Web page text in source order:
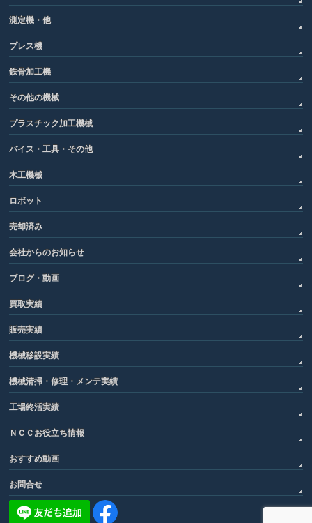
測定機・他
プレス機
鉄骨加工機
その他の機械
プラスチック加工機械
バイス・工具・その他
木工機械
ロボット
売却済み
会社からのお知らせ
ブログ・動画
買取実績
販売実績
機械移設実績
機械清掃・修理・メンテ実績
工場終活実績
ＮＣＣお役立ち情報
おすすめ動画
お問合せ